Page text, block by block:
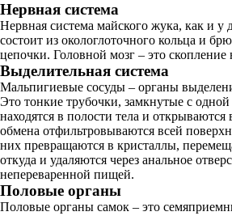
Нервная система
Нервная система майского жука, как и у
состоит из окологлоточного кольца и
цепочки. Головной мозг – это скопление
Выделительная система
Мальпигиевые сосуды – органы
Это тонкие трубочки, замкнутые с
находятся в полости тела и
обмена отфильтровываются всей
них превращаются в кристаллы,
откуда и удаляются через анальное
непереваренной пищей.
Половые органы
Половые органы самок – это